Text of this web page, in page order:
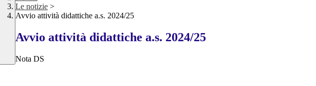
Le notizie >
Avvio attività didattiche a.s. 2024/25
Avvio attività didattiche a.s. 2024/25
Nota DS